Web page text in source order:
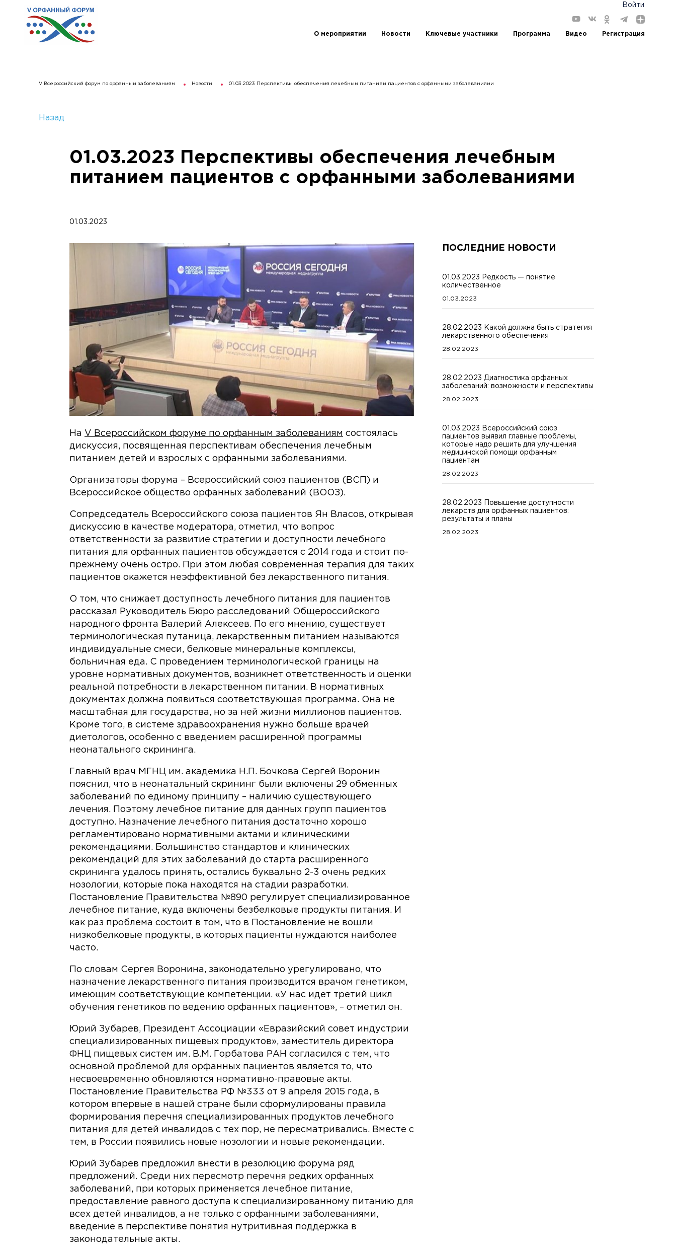
Войти
О мероприятии Новости Ключевые участники Программа Видео Регистрация
V Всероссийский форум по орфанным заболеваниям Новости 01.03.2023 Перспективы обеспечения лечебным питанием пациентов с орфанными заболеваниями
Назад
01.03.2023 Перспективы обеспечения лечебным
питанием пациентов с орфанными заболеваниями
01.03.2023
На V Всероссийском форуме по орфанным заболеваниям состоялась
дискуссия, посвященная перспективам обеспечения лечебным
питанием детей и взрослых с орфанными заболеваниями.
Организаторы форума – Всероссийский союз пациентов (ВСП) и
Всероссийское общество орфанных заболеваний (ВООЗ).
Сопредседатель Всероссийского союза пациентов Ян Власов, открывая
дискуссию в качестве модератора, отметил, что вопрос
ответственности за развитие стратегии и доступности лечебного
питания для орфанных пациентов обсуждается с 2014 года и стоит по-
прежнему очень остро. При этом любая современная терапия для таких
пациентов окажется неэффективной без лекарственного питания.
О том, что снижает доступность лечебного питания для пациентов
рассказал Руководитель Бюро расследований Общероссийского
народного фронта Валерий Алексеев. По его мнению, существует
терминологическая путаница, лекарственным питанием называются
индивидуальные смеси, белковые минеральные комплексы,
больничная еда. С проведением терминологической границы на
уровне нормативных документов, возникнет ответственность и оценки
реальной потребности в лекарственном питании. В нормативных
документах должна появиться соответствующая программа. Она не
масштабная для государства, но за ней жизни миллионов пациентов.
Кроме того, в системе здравоохранения нужно больше врачей
диетологов, особенно с введением расширенной программы
неонатального скрининга.
Главный врач МГНЦ им. академика Н.П. Бочкова Сергей Воронин
пояснил, что в неонатальный скрининг были включены 29 обменных
заболеваний по единому принципу – наличию существующего
лечения. Поэтому лечебное питание для данных групп пациентов
доступно. Назначение лечебного питания достаточно хорошо
регламентировано нормативными актами и клиническими
рекомендациями. Большинство стандартов и клинических
рекомендаций для этих заболеваний до старта расширенного
скрининга удалось принять, остались буквально 2-3 очень редких
нозологии, которые пока находятся на стадии разработки.
Постановление Правительства №890 регулирует специализированное
лечебное питание, куда включены безбелковые продукты питания. И
как раз проблема состоит в том, что в Постановление не вошли
низкобелковые продукты, в которых пациенты нуждаются наиболее
часто.
По словам Сергея Воронина, законодательно урегулировано, что
назначение лекарственного питания производится врачом генетиком,
имеющим соответствующие компетенции. «У нас идет третий цикл
обучения генетиков по ведению орфанных пациентов», – отметил он.
Юрий Зубарев, Президент Ассоциации «Евразийский совет индустрии
специализированных пищевых продуктов», заместитель директора
ФНЦ пищевых систем им. В.М. Горбатова РАН согласился с тем, что
основной проблемой для орфанных пациентов является то, что
несвоевременно обновляются нормативно-правовые акты.
Постановление Правительства РФ №333 от 9 апреля 2015 года, в
котором впервые в нашей стране были сформулированы правила
формирования перечня специализированных продуктов лечебного
питания для детей инвалидов с тех пор, не пересматривались. Вместе с
тем, в России появились новые нозологии и новые рекомендации.
Юрий Зубарев предложил внести в резолюцию форума ряд
предложений. Среди них пересмотр перечня редких орфанных
заболеваний, при которых применяется лечебное питание,
предоставление равного доступа к специализированному питанию для
всех детей инвалидов, а не только с орфанными заболеваниями,
введение в перспективе понятия нутритивная поддержка в
законодательные акты.
ПОСЛЕДНИЕ НОВОСТИ
01.03.2023 Редкость — понятие
количественное
01.03.2023
28.02.2023 Какой должна быть стратегия
лекарственного обеспечения
28.02.2023
28.02.2023 Диагностика орфанных
заболеваний: возможности и перспективы
28.02.2023
01.03.2023 Всероссийский союз
пациентов выявил главные проблемы,
которые надо решить для улучшения
медицинской помощи орфанным
пациентам
28.02.2023
28.02.2023 Повышение доступности
лекарств для орфанных пациентов:
результаты и планы
28.02.2023